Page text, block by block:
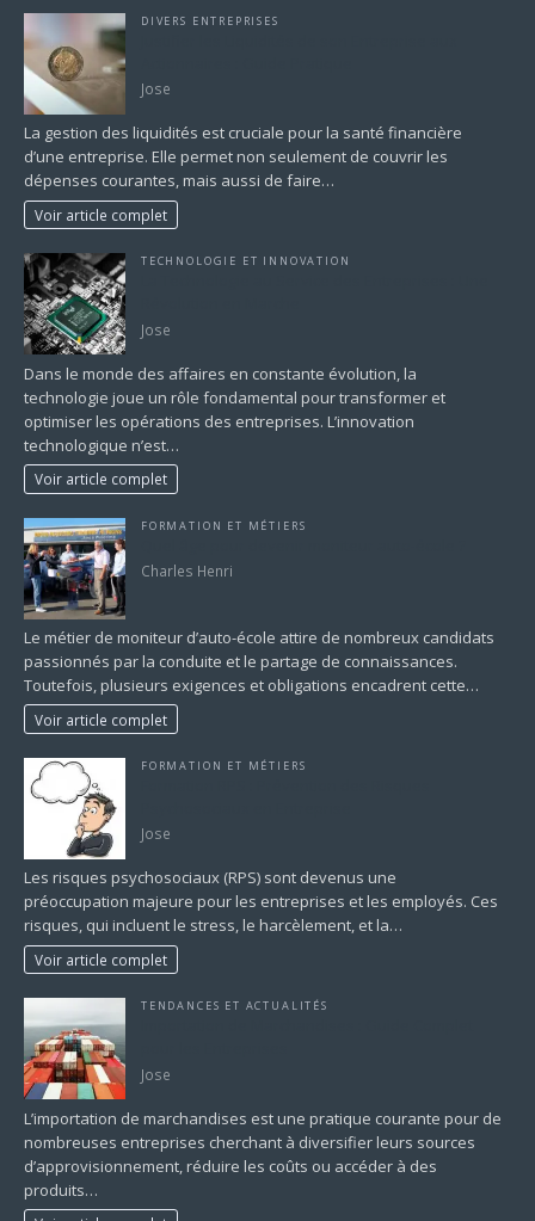
DIVERS ENTREPRISES
Jose
La gestion des liquidités est cruciale pour la santé financière
d’une entreprise. Elle permet non seulement de couvrir les
dépenses courantes, mais aussi de faire…
Voir article complet
TECHNOLOGIE ET INNOVATION
Jose
Dans le monde des affaires en constante évolution, la
technologie joue un rôle fondamental pour transformer et
optimiser les opérations des entreprises. L’innovation
technologique n’est…
Voir article complet
FORMATION ET MÉTIERS
Charles Henri
Le métier de moniteur d’auto-école attire de nombreux candidats
passionnés par la conduite et le partage de connaissances.
Toutefois, plusieurs exigences et obligations encadrent cette…
Voir article complet
FORMATION ET MÉTIERS
Jose
Les risques psychosociaux (RPS) sont devenus une
préoccupation majeure pour les entreprises et les employés. Ces
risques, qui incluent le stress, le harcèlement, et la…
Voir article complet
TENDANCES ET ACTUALITÉS
Jose
L’importation de marchandises est une pratique courante pour de
nombreuses entreprises cherchant à diversifier leurs sources
d’approvisionnement, réduire les coûts ou accéder à des
produits…